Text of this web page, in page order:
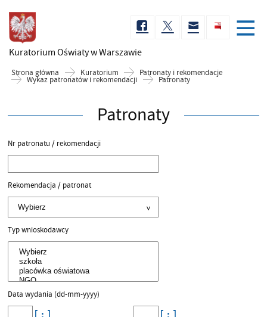
Kuratorium Oświatyw Warszawie
Strona główna Kuratorium Patronaty i rekomendacje
Wykaz patronatów i rekomendacji Patronaty
Patronaty
Nr patronatu / rekomendacji
Rekomendacja / patronat
Typ wnioskodawcy
Data wydania (dd-mm-yyyy)